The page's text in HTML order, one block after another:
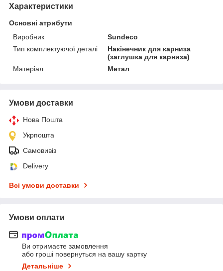
Характеристики
Основні атрибути
Виробник
Sundeco
Тип комплектуючої деталі
Накінечник для карниза
(заглушка для карниза)
Матеріал
Метал
Умови доставки
Нова Пошта
Укрпошта
Самовивіз
Delivery
Всі умови доставки
Умови оплати
Ви отримаєте замовлення
або гроші повернуться на вашу картку
Детальніше